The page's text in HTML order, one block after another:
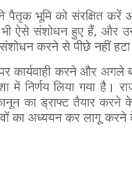
भूमि को संरक्षित करें
ऐसे संशोधन हुए हैं, और
करने से पीछे नहीं हटा
कार्यवाही करने और
निर्णय लिया गया है।
का ड्राफ्ट तैयार करने
का अध्ययन कर लागू